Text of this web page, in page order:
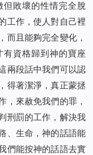
敗壞的性情完全脫
工作，使人對自己裡
而且能夠完全變化，
資格歸到神的寶座
兩段話中我們可以認
得著潔淨，真正蒙拯
，來赦免我們的罪，
刑罰的工作，解決我
、生命，神的話語能
們能按神的話語去實